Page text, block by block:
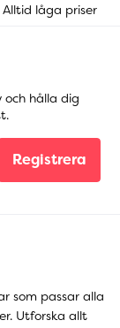
Alltid låga priser
hålla dig
Registrera
som passar alla
Utforska allt